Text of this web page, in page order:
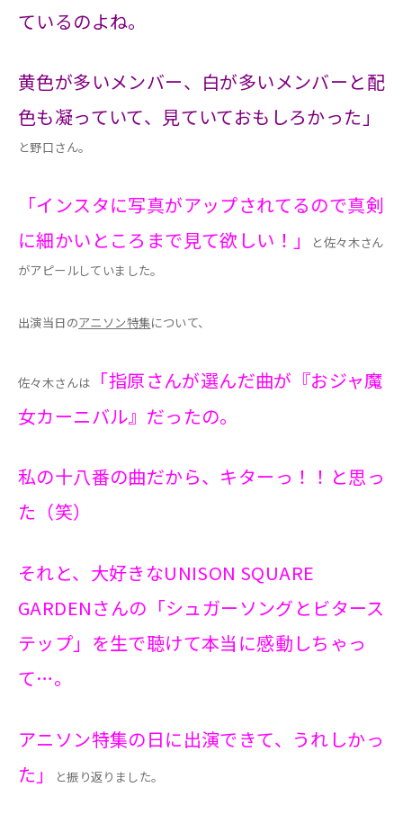
ているのよね。
黄色が多いメンバー、白が多いメンバーと配
色も凝っていて、見ていておもしろかった」
と野口さん。
「インスタに写真がアップされてるので真剣
に細かいところまで見て欲しい！」
と佐々木さん
がアピールしていました。
出演当日のアニソン特集について、
佐々木さんは
「指原さんが選んだ曲が『おジャ魔
女カーニバル』だったの。
私の十八番の曲だから、キターっ！！と思っ
た（笑）
それと、大好きなUNISON SQUARE
GARDENさんの「シュガーソングとビタース
テップ」を生で聴けて本当に感動しちゃっ
て…。
アニソン特集の日に出演できて、うれしかっ
た」
と振り返りました。